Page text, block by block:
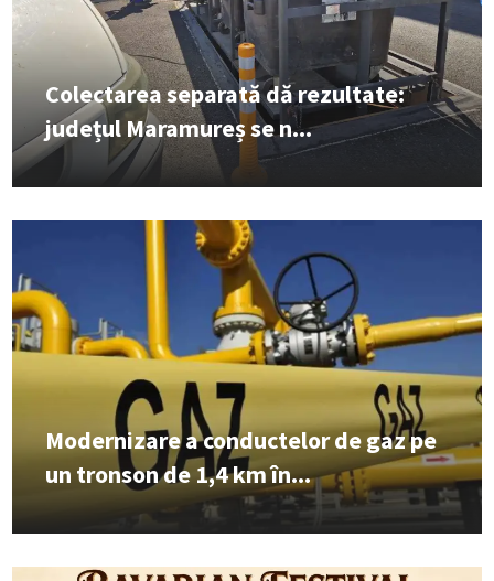
Colectarea separată dă rezultate:
județul Maramureș se n...
Modernizare a conductelor de gaz pe
un tronson de 1,4 km în...